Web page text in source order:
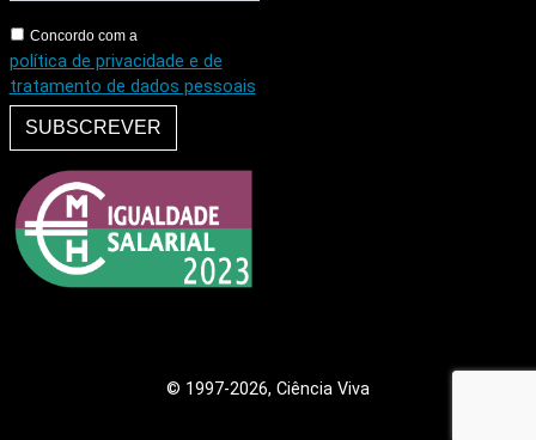
Concordo com a
política de privacidade e de
tratamento de dados pessoais
SUBSCREVER
© 1997-2026, Ciência Viva